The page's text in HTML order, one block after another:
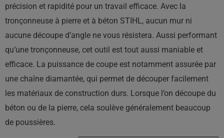
précision et rapidité pour un travail efficace. Avec la
tronçonneuse à pierre et à béton STIHL, aucun mur ni
aucune découpe d’angle ne vous résistera. Aussi performant
qu’une tronçonneuse, cet outil est tout aussi maniable et
efficace. La puissance de coupe est notamment assurée par
une chaîne diamantée, qui permet de découper facilement
les matériaux de construction durs. Lorsque l’on découpe du
béton ou de la pierre, cela soulève généralement beaucoup
de poussières.